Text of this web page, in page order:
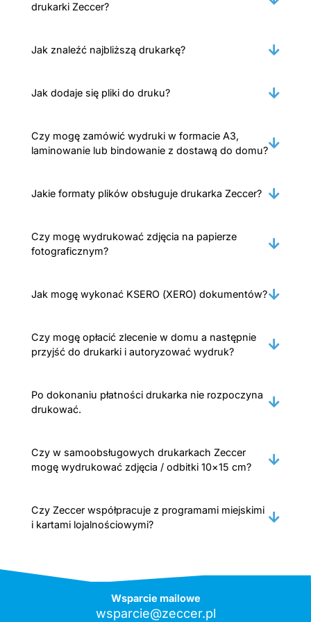
drukarki Zeccer?
Jak znaleźć najbliższą drukarkę?
Jak dodaje się pliki do druku?
Czy mogę zamówić wydruki w formacie A3,
laminowanie lub bindowanie z dostawą do domu?
Jakie formaty plików obsługuje drukarka Zeccer?
Czy mogę wydrukować zdjęcia na papierze
fotograficznym?
Jak mogę wykonać KSERO (XERO) dokumentów?
Czy mogę opłacić zlecenie w domu a następnie
przyjść do drukarki i autoryzować wydruk?
Po dokonaniu płatności drukarka nie rozpoczyna
drukować.
Czy w samoobsługowych drukarkach Zeccer
mogę wydrukować zdjęcia / odbitki 10×15 cm?
Czy Zeccer współpracuje z programami miejskimi
i kartami lojalnościowymi?
Wsparcie mailowe
wsparcie@zeccer.pl